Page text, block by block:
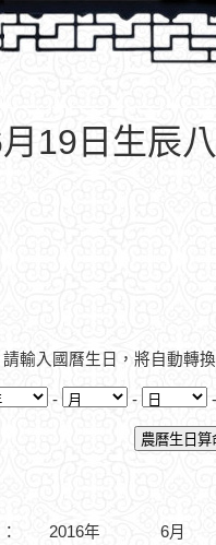
19日生辰
請輸入國曆生日，將自動轉
- - -
2016年 6月